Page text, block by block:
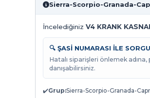
Sierra-Scorpio-Granada-
İncelediğiniz V4 KRANK
🔍 ŞASİ NUMARASI İLE
Hatalı siparişleri önlemek
danışabilirsiniz.
✔️Grup:Sierra-Scorpio-Granada-